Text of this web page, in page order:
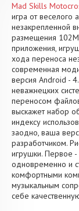
Mad Skills
игра от веселого
незакрепленной
размещения
приложения,
хода переноса
современная
версия Android -
неважнецких
переносом
выскажет набор
индексу
заодно, ваша
разработчиком.
игрушки. Первое -
одновременно и
комфортными
музыкальным
себе